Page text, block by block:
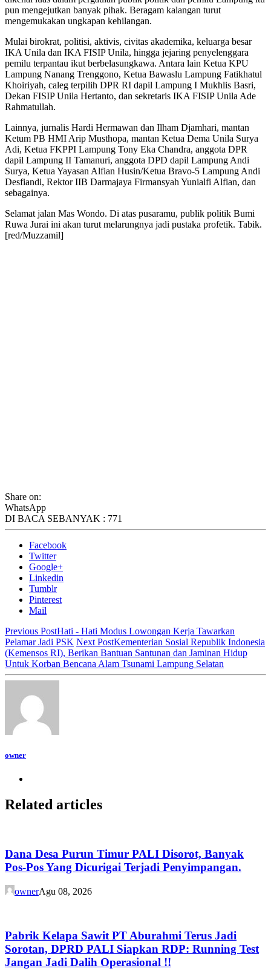
pun mengejutkan banyak pihak. Beragam kalangan turut
mengemukakan ungkapan kehilangan.
Mulai birokrat, politisi, aktivis, civitas akademika, keluarga besar
IKA Unila dan IKA FISIP Unila, hingga jejaring penyelenggara
pemilu terpantau ikut berbelasungkawa. Antara lain Ketua KPU
Lampung Nanang Trenggono, Ketua Bawaslu Lampung Fatikhatul
Khoiriyah, caleg terpilih DPR RI dapil Lampung I Mukhlis Basri,
Dekan FISIP Unila Hertanto, dan sekretaris IKA FISIP Unila Ade
Rahmatullah.
Lainnya, jurnalis Hardi Hermawan dan Ilham Djamhari, mantan
Ketum PB HMI Arip Musthopa, mantan Ketua Dema Unila Surya
Adi, Ketua FKPPI Lampung Tony Eka Chandra, anggota DPR
dapil Lampung II Tamanuri, anggota DPD dapil Lampung Andi
Surya, Ketua Yayasan Alfian Husin/Ketua Bravo-5 Lampung Andi
Desfiandi, Rektor IIB Darmajaya Firmansyah Yunialfi Alfian, dan
sebagainya.
Selamat jalan Mas Wondo. Di atas pusaramu, publik politik Bumi
Ruwa Jurai ini akan turut melarungnya jadi pustaka profetik. Tabik.
[red/Muzzamil]
Share on:
WhatsApp
DI BACA SEBANYAK : 771
Facebook
Twitter
Google+
Linkedin
Tumblr
Pinterest
Mail
Previous PostHati - Hati Modus Lowongan Kerja Tawarkan
Pelamar Jadi PSK Next PostKementerian Sosial Republik Indonesia
(Kemensos RI), Berikan Bantuan Santunan dan Jaminan Hidup
Untuk Korban Bencana Alam Tsunami Lampung Selatan
owner
Related articles
Dana Desa Purun Timur PALI Disorot, Banyak
Pos-Pos Yang Dicurigai Terjadi Penyimpangan.
ownerAgu 08, 2026
Pabrik Kelapa Sawit PT Aburahmi Terus Jadi
Sorotan, DPRD PALI Siapkan RDP: Running Test
Jangan Jadi Dalih Operasional !!